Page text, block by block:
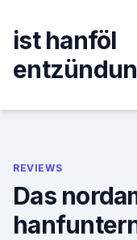
content
ist hanföl
REVIEWS
Das